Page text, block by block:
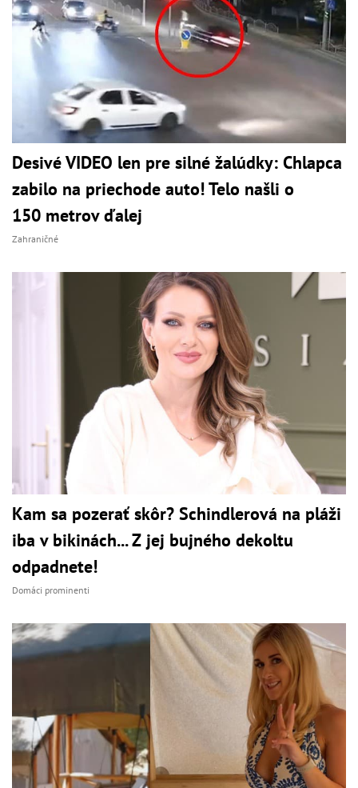
Desivé VIDEO len pre silné žalúdky: Chlapca
zabilo na priechode auto! Telo našli o
150 metrov ďalej
Zahraničné
Kam sa pozerať skôr? Schindlerová na pláži
iba v bikinách... Z jej bujného dekoltu
odpadnete!
Domáci prominenti